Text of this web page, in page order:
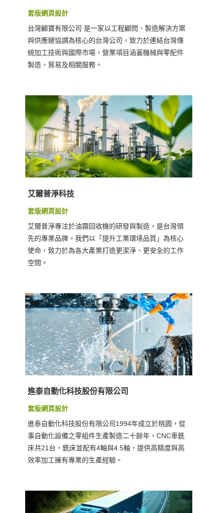
套版網頁設計
台灣顧寶有限公司 是一家以工程顧問、製造解決方案
與供應鏈協調為核心的台灣公司，致力於連結台灣傳
統加工技術與國際市場，營業項目涵蓋機械與零配件
製造、貿易及相關服務。
艾爾普淨科技
套版網頁設計
艾爾普淨專注於油霧回收機的研發與製造，是台灣領
先的專業品牌。我們以「提升工業環境品質」為核心
使命，致力於為各大產業打造更潔淨、更安全的工作
空間。
進泰自動化科技股份有限公司
套版網頁設計
進泰自動化科技股份有限公司1994年成立於桃園，從
事自動化設備之零組件生產製造二十餘年，CNC車銑
床共21台，銑床並配有4軸與4.5軸，提供高精度與高
效率加工擁有專業的生產經驗。